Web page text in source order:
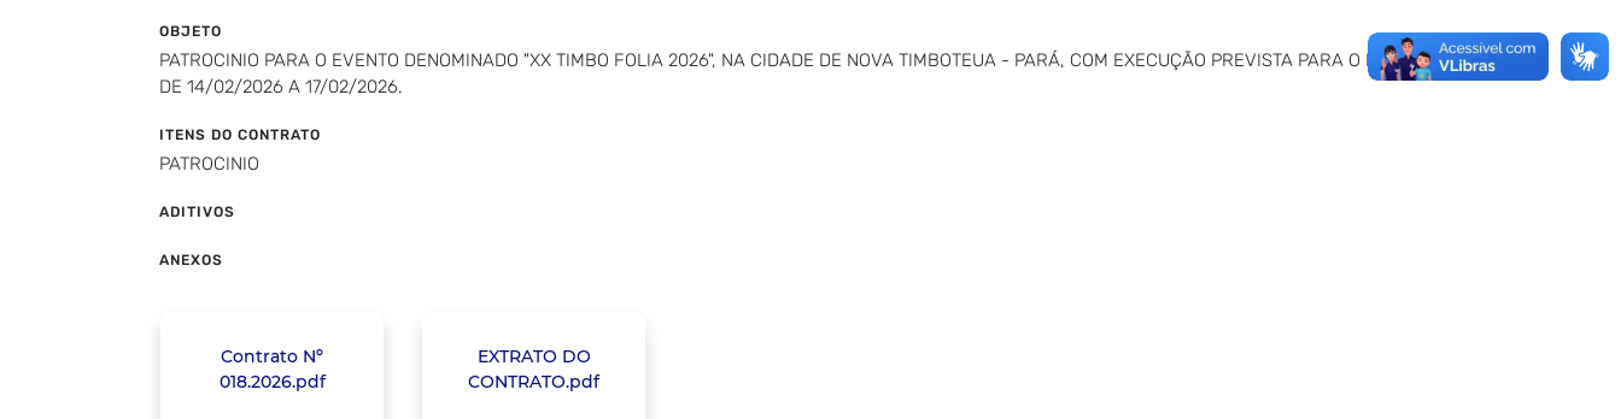
OBJETO
PATROCINIO PARA O EVENTO DENOMINADO "XX TIMBO FOLIA 2026", NA CIDADE DE NOVA TIMBOTEUA - PARÁ, COM EXECUÇÃO PREVISTA PARA O PERÍODO
DE 14/02/2026 A 17/02/2026.
ITENS DO CONTRATO
PATROCINIO
ADITIVOS
ANEXOS
Contrato Nº
018.2026.pdf
EXTRATO DO
CONTRATO.pdf